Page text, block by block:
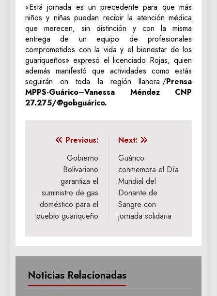
«Está jornada es un precedente para que más
niños y niñas puedan recibir la atención médica
que merecen, sin distinción y con la misma
entrega de un equipo de profesionales
comprometidos con la vida y el bienestar de los
guariqueños» expresó el licenciado Rojas, quien
además manifestó que actividades como estás
seguirán en toda la región llanera./Prensa
MPPS-Guárico–Vanessa Méndez
CNP
27.275/@gobguárico.
Navegación
entradas
Previous:
Gobierno
Bolivariano
garantiza el
suministro de gas
doméstico para el
pueblo guariqueño
Next:
Guárico
conmemora el Día
Mundial del
Donante de
Sangre con
jornada solidaria
Noticias Relacionadas